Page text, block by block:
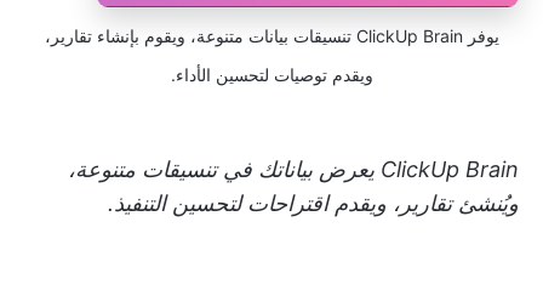
يوفر ClickUp Brain تنسيقات بيانات متنوعة، ويقوم بإنشاء تقارير،
ويقدم توصيات لتحسين الأداء.
ClickUp Brain يعرض بياناتك في تنسيقات متنوعة،
ويُنشئ تقارير، ويقدم اقتراحات لتحسين التنفيذ.